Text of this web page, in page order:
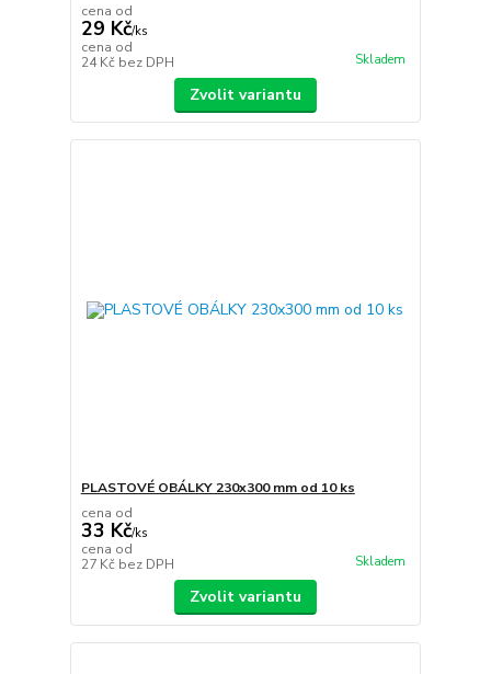
cena od
29 Kč/ks
cena od
24 Kč bez DPH Skladem
Zvolit variantu
PLASTOVÉ OBÁLKY 230x300 mm od 10 ks
cena od
33 Kč/ks
cena od
27 Kč bez DPH Skladem
Zvolit variantu